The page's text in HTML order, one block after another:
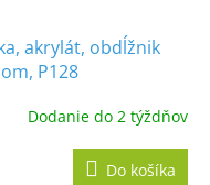
akrylát, obdĺžnik
P128
Dodanie do 2 týždňov
Do košíka